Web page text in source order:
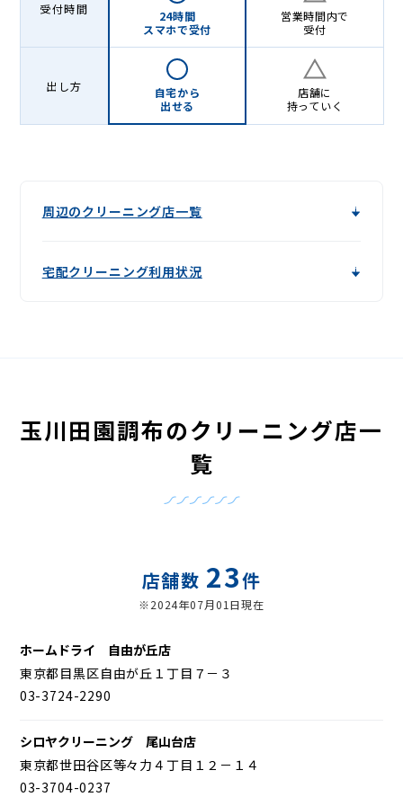
受付時間
24時間
スマホで受付
営業時間内で
受付
出し方
自宅から
出せる
店舗に
持っていく
周辺のクリーニング店一覧
宅配クリーニング利用状況
玉川田園調布のクリーニング店一
覧
店舗数 23件
※2024年07月01日現在
ホームドライ 自由が丘店
東京都目黒区自由が丘１丁目７－３
03-3724-2290
シロヤクリーニング 尾山台店
東京都世田谷区等々力４丁目１２－１４
03-3704-0237